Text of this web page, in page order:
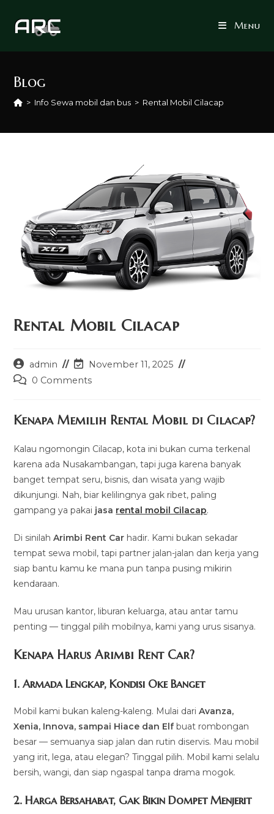
Menu
Blog
> Info Sewa mobil dan bus > Rental Mobil Cilacap
Rental Mobil Cilacap
Post
author:
admin
Post
last
November 11, 2025
Post0 Comments
Kenapa Memilih Rental Mobil di Cilacap?
Kalau ngomongin Cilacap, kota ini bukan cuma terkenal
karena ada Nusakambangan, tapi juga karena banyak
banget tempat seru, bisnis, dan wisata yang wajib
dikunjungi. Nah, biar kelilingnya gak ribet, paling
gampang ya pakai jasa rental mobil Cilacap.
Di sinilahArimbi Rent Car hadir. Kami bukan sekadar
tempat sewa mobil, tapi partner jalan-jalan dan kerja yang
siap bantu kamu ke mana pun tanpa pusing mikirin
kendaraan.
Mau urusan kantor, liburan keluarga, atau antar tamu
penting — tinggal pilih mobilnya, kami yang urus sisanya.
Kenapa Harus Arimbi Rent Car?
1. Armada Lengkap, Kondisi Oke Banget
Mobil kami bukan kaleng-kaleng. Mulai dariAvanza,
Xenia, Innova, sampai Hiace dan Elfbuat rombongan
besar — semuanya siap jalan dan rutin diservis. Mau mobil
yang irit, lega, atau elegan? Tinggal pilih. Mobil kami selalu
bersih, wangi, dan siap ngaspal tanpa drama mogok.
2. Harga Bersahabat, Gak Bikin Dompet Menjerit